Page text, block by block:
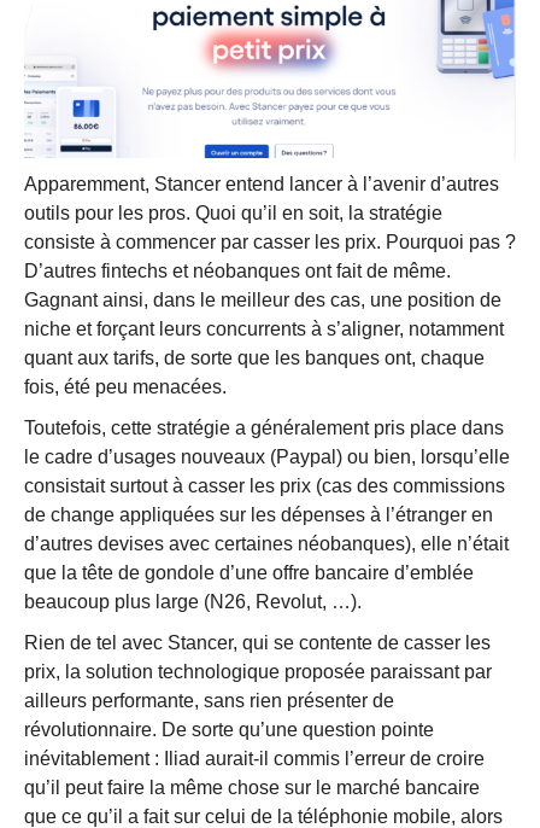
Apparemment, Stancer entend lancer à l’avenir d’autres
outils pour les pros. Quoi qu’il en soit, la stratégie
consiste à commencer par casser les prix. Pourquoi pas ?
D’autres fintechs et néobanques ont fait de même.
Gagnant ainsi, dans le meilleur des cas, une position de
niche et forçant leurs concurrents à s’aligner, notamment
quant aux tarifs, de sorte que les banques ont, chaque
fois, été peu menacées.
Toutefois, cette stratégie a généralement pris place dans
le cadre d’usages nouveaux (Paypal) ou bien, lorsqu’elle
consistait surtout à casser les prix (cas des commissions
de change appliquées sur les dépenses à l’étranger en
d’autres devises avec certaines néobanques), elle n’était
que la tête de gondole d’une offre bancaire d’emblée
beaucoup plus large (N26, Revolut, …).
Rien de tel avec Stancer, qui se contente de casser les
prix, la solution technologique proposée paraissant par
ailleurs performante, sans rien présenter de
révolutionnaire. De sorte qu’une question pointe
inévitablement : Iliad aurait-il commis l’erreur de croire
qu’il peut faire la même chose sur le marché bancaire
que ce qu’il a fait sur celui de la téléphonie mobile, alors